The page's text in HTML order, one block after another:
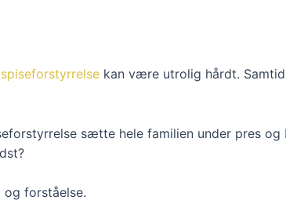
spiseforstyrrelse kan være utrolig hårdt.
sætte hele familien under pres og
forståelse.